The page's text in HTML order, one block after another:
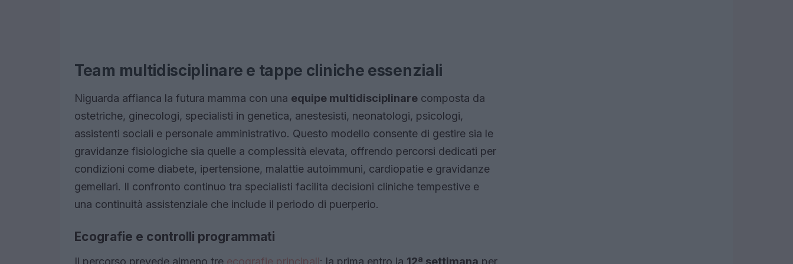
Team multidisciplinare e tappe cliniche essenziali
Niguarda affianca la futura mamma con una equipe multidisciplinare composta da
ostetriche, ginecologi, specialisti in genetica, anestesisti, neonatologi, psicologi,
assistenti sociali e personale amministrativo. Questo modello consente di gestire sia le
gravidanze fisiologiche sia quelle a complessità elevata, offrendo percorsi dedicati per
condizioni come diabete, ipertensione, malattie autoimmuni, cardiopatie e gravidanze
gemellari. Il confronto continuo tra specialisti facilita decisioni cliniche tempestive e
una continuità assistenziale che include il periodo di puerperio.
Ecografie e controlli programmati
Il percorso prevede almeno tre ecografie principali: la prima entro la 12ª settimana per